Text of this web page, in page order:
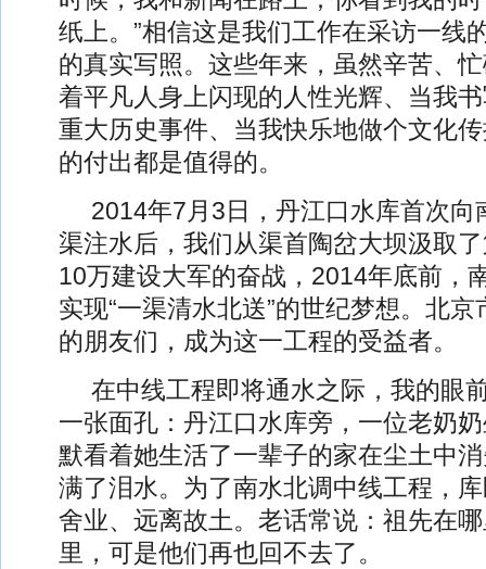
纸上。”相信这是我们工作在采访一线
的真实写照。这些年来，虽然辛苦、
着平凡人身上闪现的人性光辉、当我
重大历史事件、当我快乐地做个文化
的付出都是值得的。
2014年7月3日，丹江口水库首次向
渠注水后，我们从渠首陶岔大坝汲取
10万建设大军的奋战，2014年底前，
实现“一渠清水北送”的世纪梦想。北
的朋友们，成为这一工程的受益者。
在中线工程即将通水之际，我的眼
一张面孔：丹江口水库旁，一位老奶
默看着她生活了一辈子的家在尘土中
满了泪水。为了南水北调中线工程，
舍业、远离故土。老话常说：祖先在
里，可是他们再也回不去了。